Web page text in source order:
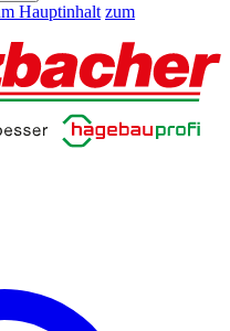
Hauptinhalt zum